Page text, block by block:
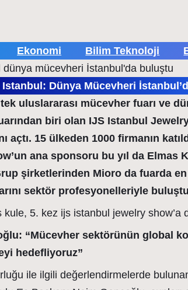
Ekonomi Bilim Teknoloji
Istanbul: Dünya Mücevheri
uluslararası mücevher fuarı ve
biri olan IJS Istanbul
açtı. 15 ülkeden 1000 firmanın
ana sponsoru bu yıl da Elmas
şirketlerinden Mioro da fuarda
sektör profesyonelleriyle
“Mücevher sektörünün global
hedefliyoruz”
ile ilgili değerlendirmelerde